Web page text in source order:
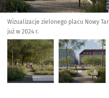
Wizualizacje zielonego placu Nowy
już w 2024 r.